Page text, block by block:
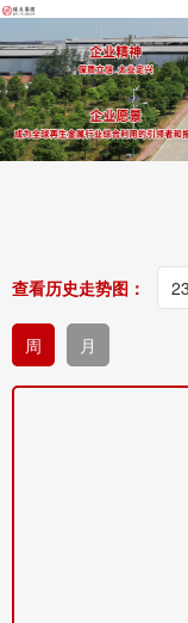
查看历史走势图：
周 月